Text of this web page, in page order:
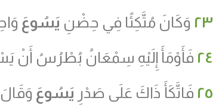
٢٣ وَكَانَ مُتَّكِئًا فِي حِضْنِ يَسُوعَ
٢٤ فَأَوْمَأَ إِلَيْهِ سِمْعَانُ بُطْرُسُ أَنْ
٢٥ فَاتَّكَأَ ذَاكَ عَلَى صَدْرِ يَسُوعَ